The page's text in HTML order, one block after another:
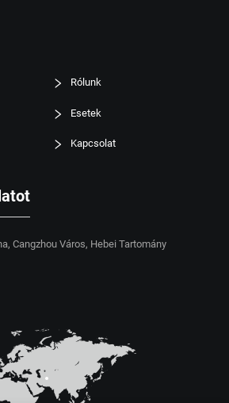
Rólunk
Esetek
Kapcsolat
Cangzhou Város, Hebei Tartomány